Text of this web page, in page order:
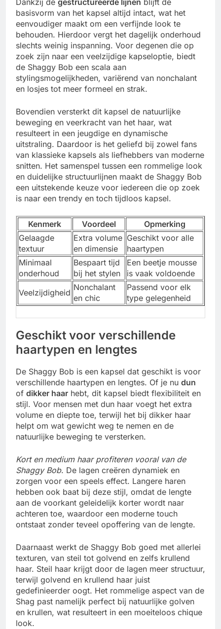
basisvorm van het kapsel altijd intact, wat het
eenvoudiger maakt om een verfijnde look te
behouden. Hierdoor vergt het dagelijk onderhoud
slechts weinig inspanning. Voor degenen die op
zoek zijn naar een veelzijdige kapseloptie, biedt
de Shaggy Bob een scala aan
stylingsmogelijkheden, variërend van nonchalant
en losjes tot meer formeel en strak.
Bovendien versterkt dit kapsel de natuurlijke
beweging en veerkracht van het haar, wat
resulteert in een jeugdige en dynamische
uitstraling. Daardoor is het geliefd bij zowel fans
van klassieke kapsels als liefhebbers van moderne
snitten. Het samenspel tussen een rommelige look
en duidelijke structuurlijnen maakt de Shaggy Bob
een uitstekende keuze voor iedereen die op zoek
is naar een trendy en toch tijdloos kapsel.
Kenmerk Voordeel
Opmerking
Gelaagde
textuur
Extra volume
en dimensie
Geschikt voor alle
haartypen
Minimaal
onderhoud
Bespaart tijd
bij het stylen
Een beetje mousse
is vaak voldoende
Veelzijdigheid
Nonchalant
en chic
Passend voor elk
type gelegenheid
Geschikt voor verschillende
haartypen en lengtes
De Shaggy Bob is een kapsel dat geschikt is voor
verschillende haartypen en lengtes. Of je nu dun
of dikker haar hebt, dit kapsel biedt flexibiliteit en
stijl. Voor mensen met dun haar voegt het extra
volume en diepte toe, terwijl het bij dikker haar
helpt om wat gewicht weg te nemen en de
natuurlijke beweging te versterken.
Kort en medium haar profiteren vooral van de
Shaggy Bob. De lagen creëren dynamiek en
zorgen voor een speels effect. Langere haren
hebben ook baat bij deze stijl, omdat de lengte
aan de voorkant geleidelijk korter wordt naar
achteren toe, waardoor een moderne touch
ontstaat zonder teveel opoffering van de lengte.
Daarnaast werkt de Shaggy Bob goed met allerlei
texturen, van steil tot golvend en zelfs krullend
haar. Steil haar krijgt door de lagen meer structuur,
terwijl golvend en krullend haar juist
gedefinieerder oogt. Het rommelige aspect van de
Shag past namelijk perfect bij natuurlijke golven
en krullen, wat resulteert in een moeiteloos chique
look.